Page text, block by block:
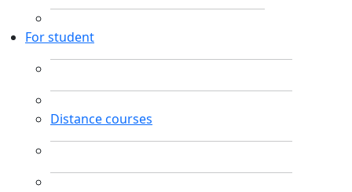
For student
Distance courses